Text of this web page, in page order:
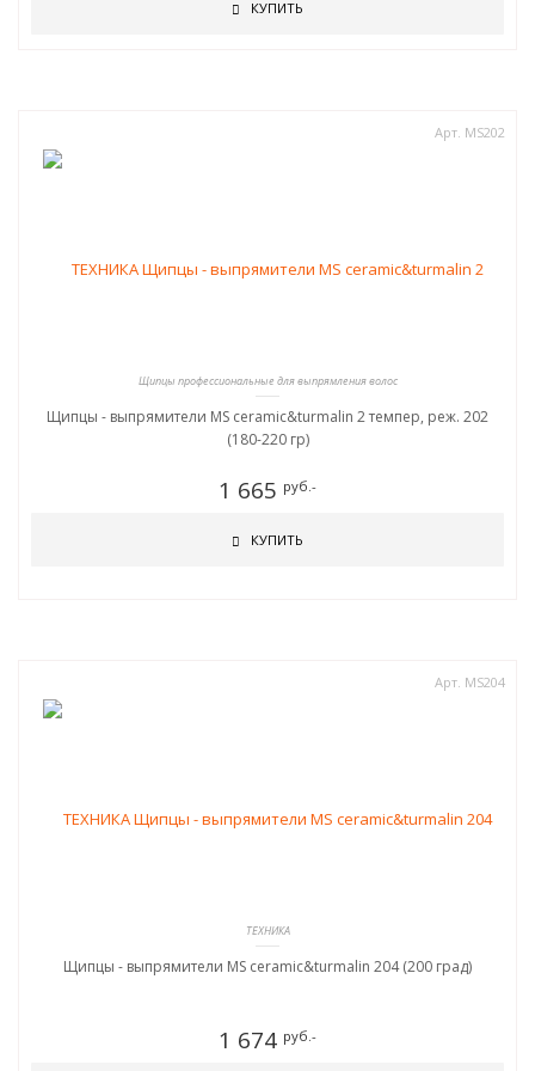
КУПИТЬ
Арт. MS202
Щипцы профессиональные для выпрямления волос
Щипцы - выпрямители MS ceramic&turmalin 2 темпер, реж. 202
(180-220 гр)
1 665 руб.-
КУПИТЬ
Арт. MS204
ТЕХНИКА
Щипцы - выпрямители MS ceramic&turmalin 204 (200 град)
1 674 руб.-